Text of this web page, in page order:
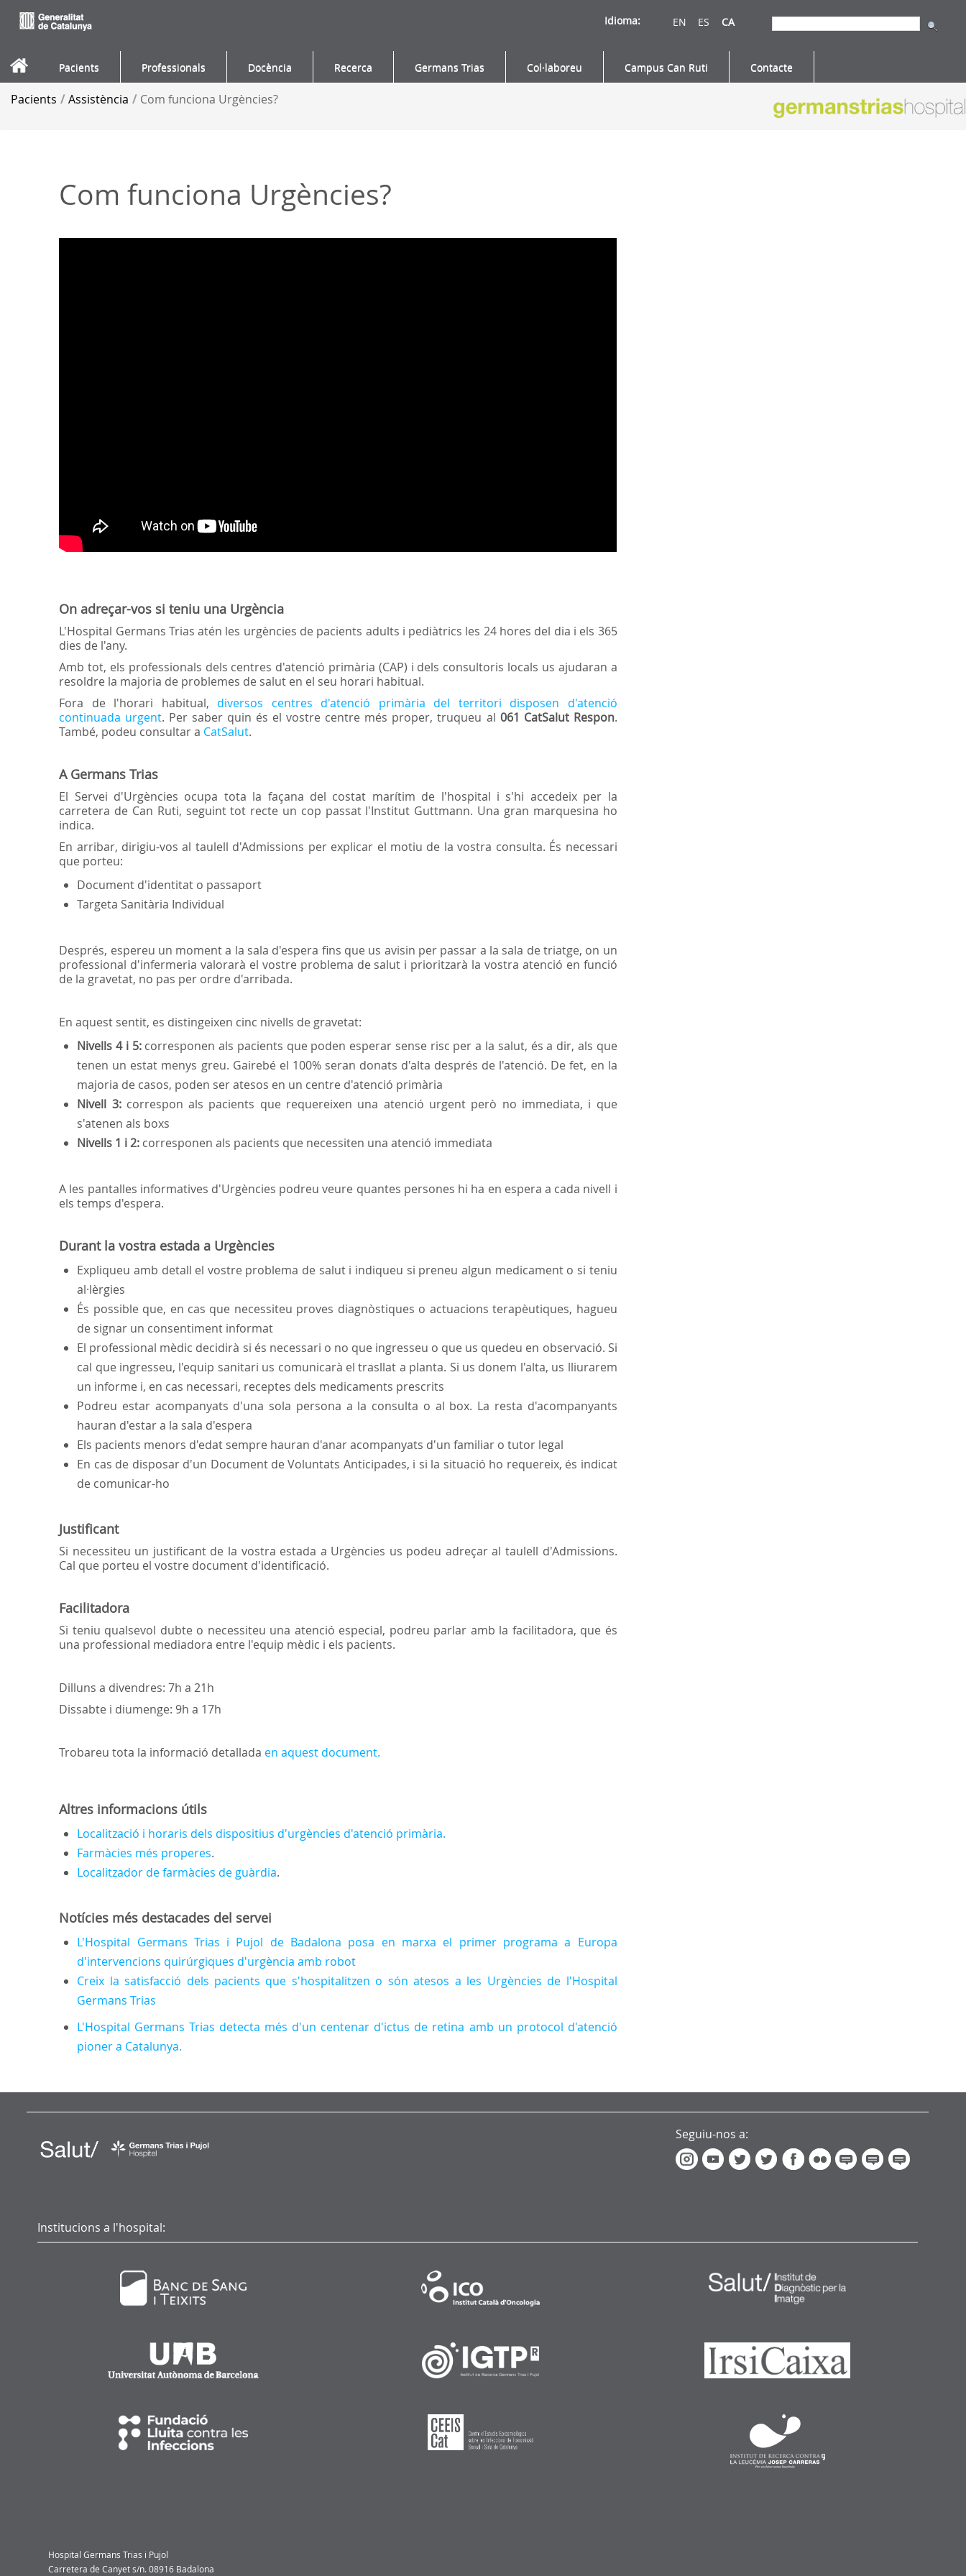
EN ES CA
Idioma:
Pacients Professionals Docència Recerca Germans Trias Col·laboreu Campus Can Ruti Contacte
Pacients / Assistència / Com funciona Urgències?
Com funciona Urgències?
On adreçar-vos si teniu una Urgència
L'Hospital Germans Trias atén les urgències de pacients adults i pediàtrics les 24 hores del dia i els 365
dies de l'any.
Amb tot, els professionals dels centres d'atenció primària (CAP) i dels consultoris locals us ajudaran a
resoldre la majoria de problemes de salut en el seu horari habitual.
Fora de l'horari habitual, diversos centres d'atenció primària del territori disposen d'atenció
continuada urgent. Per saber quin és el vostre centre més proper, truqueu al 061 CatSalut Respon.
També, podeu consultar a CatSalut.
A Germans Trias
El Servei d'Urgències ocupa tota la façana del costat marítim de l'hospital i s'hi accedeix per la
carretera de Can Ruti, seguint tot recte un cop passat l'Institut Guttmann. Una gran marquesina ho
indica.
En arribar, dirigiu-vos al taulell d'Admissions per explicar el motiu de la vostra consulta. És necessari
que porteu:
Document d'identitat o passaport
Targeta Sanitària Individual
Després, espereu un moment a la sala d'espera fins que us avisin per passar a la sala de triatge, on un
professional d'infermeria valorarà el vostre problema de salut i prioritzarà la vostra atenció en funció
de la gravetat, no pas per ordre d'arribada.
En aquest sentit, es distingeixen cinc nivells de gravetat:
Nivells 4 i 5: corresponen als pacients que poden esperar sense risc per a la salut, és a dir, als que
tenen un estat menys greu. Gairebé el 100% seran donats d'alta després de l'atenció. De fet, en la
majoria de casos, poden ser atesos en un centre d'atenció primària
Nivell 3: correspon als pacients que requereixen una atenció urgent però no immediata, i que
s'atenen als boxs
Nivells 1 i 2: corresponen als pacients que necessiten una atenció immediata
A les pantalles informatives d'Urgències podreu veure quantes persones hi ha en espera a cada nivell i
els temps d'espera.
Durant la vostra estada a Urgències
Expliqueu amb detall el vostre problema de salut i indiqueu si preneu algun medicament o si teniu
al·lèrgies
És possible que, en cas que necessiteu proves diagnòstiques o actuacions terapèutiques, hagueu
de signar un consentiment informat
El professional mèdic decidirà si és necessari o no que ingresseu o que us quedeu en observació. Si
cal que ingresseu, l'equip sanitari us comunicarà el trasllat a planta. Si us donem l'alta, us lliurarem
un informe i, en cas necessari, receptes dels medicaments prescrits
Podreu estar acompanyats d'una sola persona a la consulta o al box. La resta d'acompanyants
hauran d'estar a la sala d'espera
Els pacients menors d'edat sempre hauran d'anar acompanyats d'un familiar o tutor legal
En cas de disposar d'un Document de Voluntats Anticipades, i si la situació ho requereix, és indicat
de comunicar-ho
Justificant
Si necessiteu un justificant de la vostra estada a Urgències us podeu adreçar al taulell d'Admissions.
Cal que porteu el vostre document d'identificació.
Facilitadora
Si teniu qualsevol dubte o necessiteu una atenció especial, podreu parlar amb la facilitadora, que és
una professional mediadora entre l'equip mèdic i els pacients.
Dilluns a divendres: 7h a 21h
Dissabte i diumenge: 9h a 17h
Trobareu tota la informació detallada en aquest document.
Altres informacions útils
Localització i horaris dels dispositius d'urgències d'atenció primària.
Farmàcies més properes.
Localitzador de farmàcies de guàrdia.
Notícies més destacades del servei
L'Hospital Germans Trias i Pujol de Badalona posa en marxa el primer programa a Europa
d'intervencions quirúrgiques d'urgència amb robot
Creix la satisfacció dels pacients que s'hospitalitzen o són atesos a les Urgències de l'Hospital
Germans Trias
L'Hospital Germans Trias detecta més d'un centenar d'ictus de retina amb un protocol d'atenció
pioner a Catalunya.
Seguiu-nos a:
Institucions a l'hospital:
Hospital Germans Trias i Pujol
Carretera de Canyet s/n. 08916 Badalona